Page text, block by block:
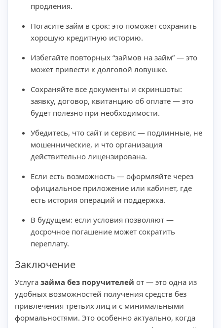
продления.
Погасите займ в срок: это поможет сохранить
хорошую кредитную историю.
Избегайте повторных “займов на займ” — это
может привести к долговой ловушке.
Сохраняйте все документы и скриншоты:
заявку, договор, квитанцию об оплате — это
будет полезно при необходимости.
Убедитесь, что сайт и сервис — подлинные, не
мошеннические, и что организация
действительно лицензирована.
Если есть возможность — оформляйте через
официальное приложение или кабинет, где
есть история операций и поддержка.
В будущем: если условия позволяют —
досрочное погашение может сократить
переплату.
Заключение
Услуга займа без поручителей от — это одна из
удобных возможностей получения средств без
привлечения третьих лиц и с минимальными
формальностями. Это особенно актуально, когда